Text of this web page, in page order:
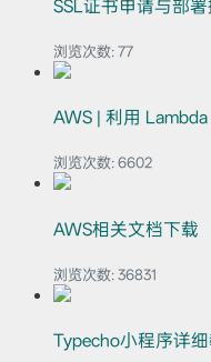
SSL证书申请与部署
浏览次数: 77
AWS | 利用
浏览次数: 6602
AWS相关文档下载
浏览次数: 36831
Typecho小程序详